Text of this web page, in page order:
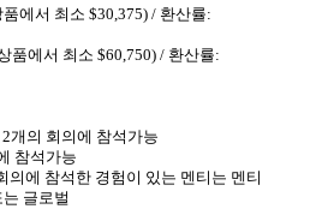
에서 최소 $30,375) / 환산률:
품에서 최소 $60,750) / 환산률:
개의 회의에 참석가능
참석가능
의에 참석한 경험이 있는 멘티는 멘티
글로벌